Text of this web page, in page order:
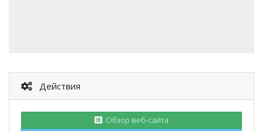
Действия
Обзор веб-сайта